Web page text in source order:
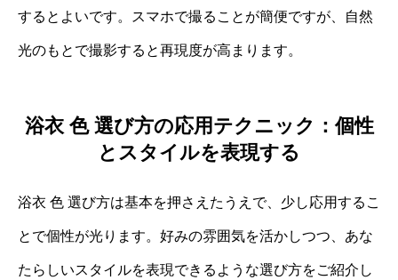
するとよいです。スマホで撮ることが簡便ですが、自然
光のもとで撮影すると再現度が高まります。
浴衣 色 選び方の応用テクニック：個性
とスタイルを表現する
浴衣 色 選び方は基本を押さえたうえで、少し応用するこ
とで個性が光ります。好みの雰囲気を活かしつつ、あな
たらしいスタイルを表現できるような選び方をご紹介し